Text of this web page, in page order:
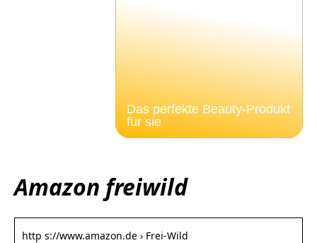
Das perfekte Beauty-Produkt
für sie
Amazon freiwild
http s://www.amazon.de › Frei-Wild